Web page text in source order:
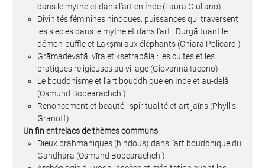
dans le mythe et dans l’art en İnde (Laura Giuliano)
Divinités féminines hindoues, puissances qui traversent
les siècles dans le mythe et dans l’art : Durgā tuant le
démon-buffle et Lakṣmī aux éléphants (Chiara Policardi)
Grāmadevatā, vīra et kṣetrapāla : les cultes et les
pratiques religieuses au village (Giovanna Iacono)
Le bouddhisme et l’art bouddhique en İnde et au-delà
(Osmund Bopearachchi)
Renoncement et beauté : spiritualité et art jaïns (Phyllis
Granoff)
Un fin entrelacs de thèmes communs
Dieux brahmaniques (hindous) dans l’art bouddhique du
Gandhāra (Osmund Bopearachchi)